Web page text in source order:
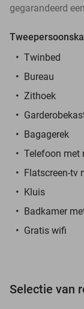
gegarandeerd
Twinbed
Bureau
Zithoek
Bagagerek
Telefoon met
Flatscreen-tv
Kluis
Badkamer
Gratis wifi
Selectie van